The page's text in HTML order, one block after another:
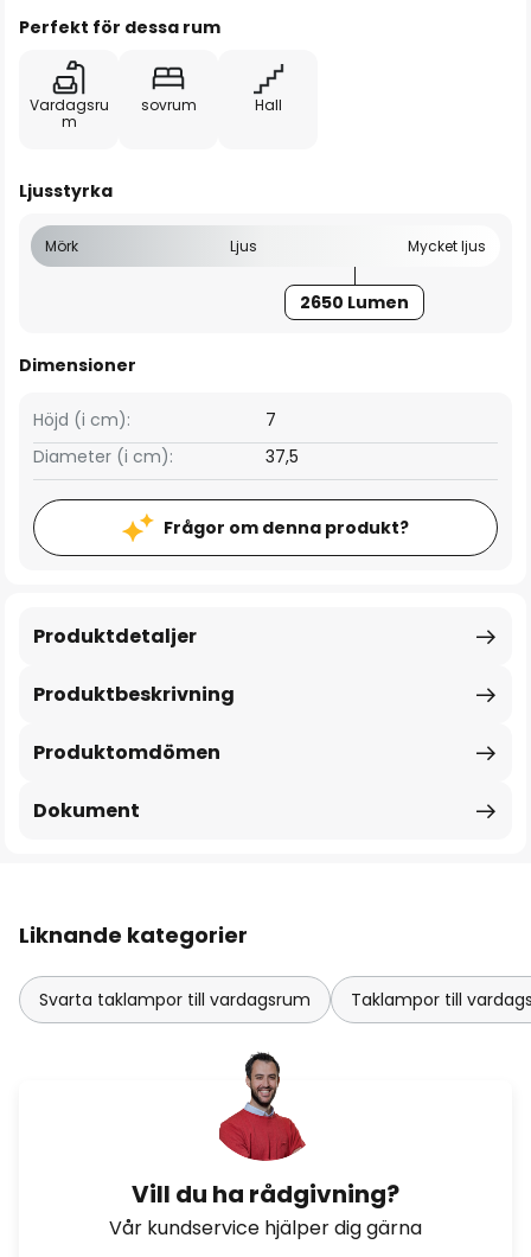
Perfekt för dessa rum
Vardagsru
m
sovrum Hall
Ljusstyrka
Mörk Ljus Mycket ljus
2650 Lumen
Dimensioner
Höjd (i cm):
7
Diameter (i cm):
37,5
Frågor om denna produkt?
Produktbeskrivning
Produktdetaljer
Produktomdömen
Dokument
Liknande kategorier
Svarta taklampor till vardagsrum Taklampor till
Vill du ha rådgivning?
Vår kundservice hjälper dig gärna